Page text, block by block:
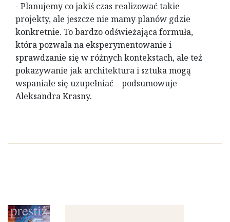
- Planujemy co jakiś czas realizować takie
projekty, ale jeszcze nie mamy planów gdzie
konkretnie. To bardzo odświeżająca formuła,
która pozwala na eksperymentowanie i
sprawdzanie się w różnych kontekstach, ale też
pokazywanie jak architektura i sztuka mogą
wspaniale się uzupełniać – podsumowuje
Aleksandra Krasny.